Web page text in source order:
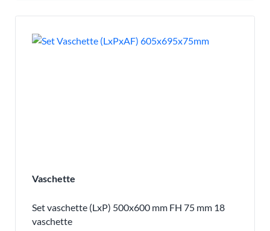
Vaschette
Set vaschette (LxP) 500x600 mm FH 75 mm 18
vaschette